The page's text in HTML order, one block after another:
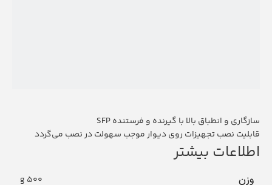
سازگاری و انطباق بالا با گیرنده و فرستنده SFP
قابلیت نصب تجهیزات روی دیوار موجب سهولت در نصب می‌گردد
اطلاعات بیشتر
وزن 500 g